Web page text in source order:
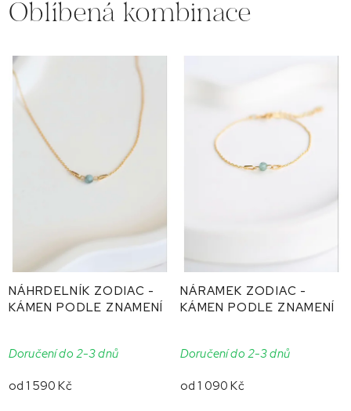
Oblíbená kombinace
NÁHRDELNÍK ZODIAC -
KÁMEN PODLE ZNAMENÍ
Doručení do 2-3 dnů
od 1 590 Kč
NÁRAMEK ZODIAC -
KÁMEN PODLE ZNAMENÍ
Doručení do 2-3 dnů
od 1 090 Kč